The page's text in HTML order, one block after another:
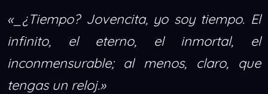
«_¿Tiempo? Jovencita, yo soy tiempo. El
infinito, el eterno, el inmortal, el
inconmensurable; al menos, claro, que
tengas un reloj.»